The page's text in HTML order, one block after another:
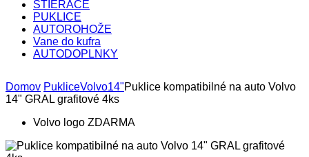
STIERAČE
PUKLICE
AUTOROHOŽE
Vane do kufra
AUTODOPLNKY
Domov PukliceVolvo14"Puklice kompatibilné na auto Volvo
14" GRAL grafitové 4ks
Volvo logo ZDARMA